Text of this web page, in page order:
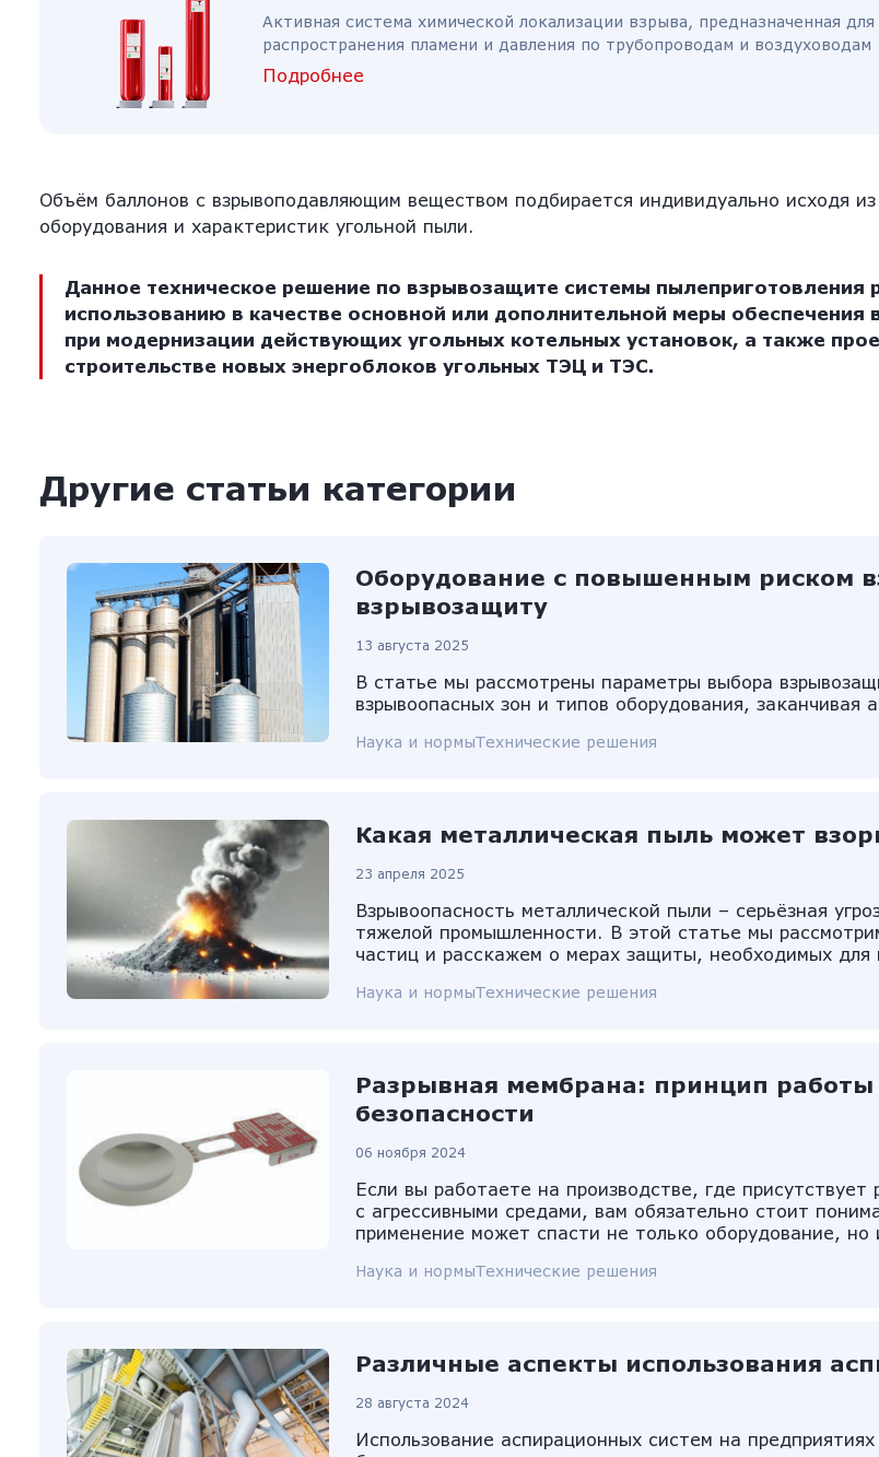
Активная система химической локализации взрыва, предназначенная
распространения пламени и давления по трубопроводам и воздуховодам
Подробнее
Объём баллонов с взрывоподавляющим веществом подбирается индивидуально исходя
оборудования и характеристик угольной пыли.
Данное техническое решение по взрывозащите системы пылеприготовления
использованию в качестве основной или дополнительной меры обеспечения
при модернизации действующих угольных котельных установок, а также
строительстве новых энергоблоков угольных ТЭЦ и ТЭС.
Другие статьи категории
Оборудование с повышенным риском
взрывозащиту
13 августа 2025
В статье мы рассмотрены параметры выбора
взрывоопасных зон и типов оборудования,
Наука и нормыТехнические решения
Какая металлическая пыль может
23 апреля 2025
Взрывоопасность металлической пыли – серьёзная
тяжелой промышленности. В этой статье мы
частиц и расскажем о мерах защиты, необходимых для
Наука и нормыТехнические решения
Разрывная мембрана: принцип
безопасности
06 ноября 2024
Если вы работаете на производстве, где
с агрессивными средами, вам обязательно стоит
применение может спасти не только оборудование, но
Наука и нормыТехнические решения
Различные аспекты использования
28 августа 2024
Использование аспирационных систем на